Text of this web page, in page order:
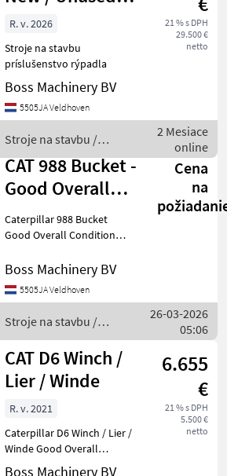
Dutch
fabrication Hard
21 % s DPH
29.500 €
netto
R. v. 2026
Stroje na stavbu
príslušenstvo rýpadla
Boss Machinery BV
5505JA Veldhoven
Stroje na stavbu /
CAT
2 Mesiace
online
CAT 988 Bucket -
Good Overall
Condition
Cena
na
Caterpillar 988 Bucket
Good Overall Condition
Type 988 Bucket Location
Available at Boss
Boss Machinery BV
5505JA Veldhoven
Stroje na stavbu /
CAT
26-03-2026
05:06
CAT D6 Winch /
Lier / Winde
6.655
€
21 % s DPH
5.500 €
netto
R. v. 2021
Caterpillar D6 Winch / Lier /
Winde Good Overall
Condition Year: 2021
Boss Machinery BV